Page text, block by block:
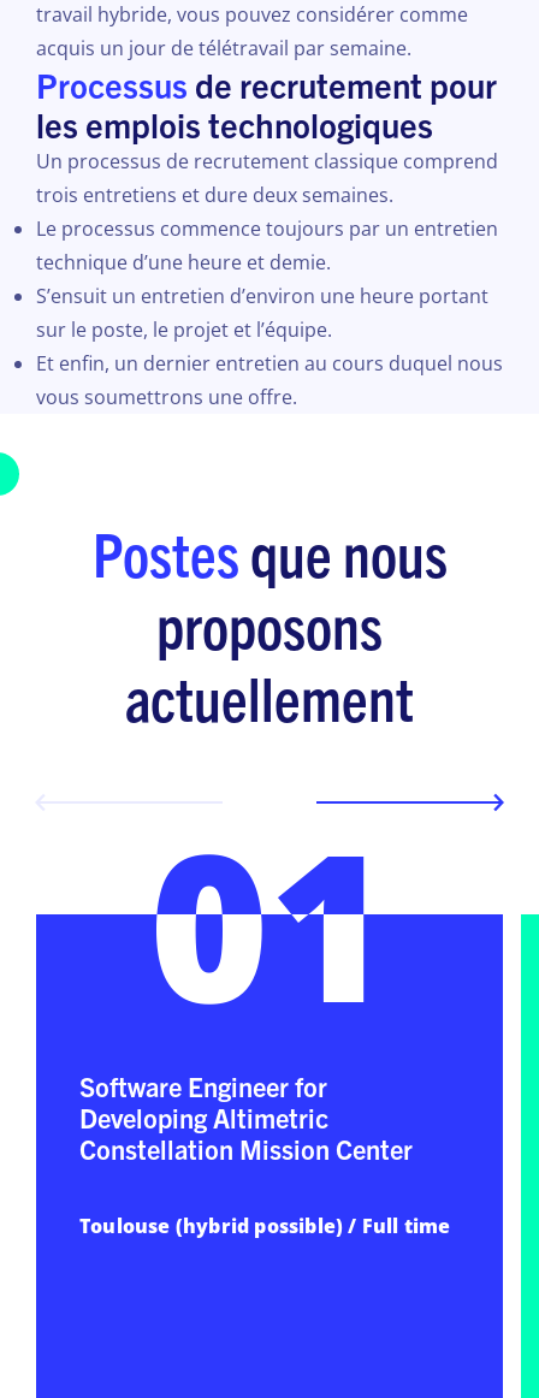
travail hybride, vous pouvez considérer comme
acquis un jour de télétravail par semaine.
Processus de recrutement pour
les emplois technologiques
Un processus de recrutement classique comprend
trois entretiens et dure deux semaines.
Le processus commence toujours par un entretien
technique d’une heure et demie.
S’ensuit un entretien d’environ une heure portant
sur le poste, le projet et l’équipe.
Et enfin, un dernier entretien au cours duquel nous
vous soumettrons une offre.
Postesque nous
proposons
actuellement
01
01
Software Engineer for
Developing Altimetric
Constellation Mission Center
Toulouse (hybrid possible) / Full time